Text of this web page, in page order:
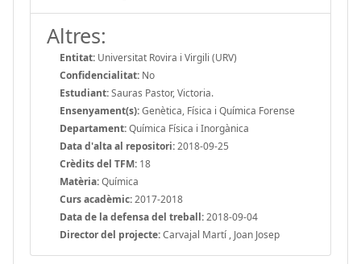
Altres:
Entitat: Universitat Rovira i Virgili (URV)
Confidencialitat: No
Estudiant:Sauras Pastor, Victoria.
Ensenyament(s):Genètica, Física i Química Forense
Departament:Química Física i Inorgànica
Data d'alta al repositori:2018-09-25
Crèdits del TFM: 18
Matèria:Química
Curs acadèmic:2017-2018
Data de la defensa del treball:2018-09-04
Director del projecte:Carvajal Martí , Joan Josep